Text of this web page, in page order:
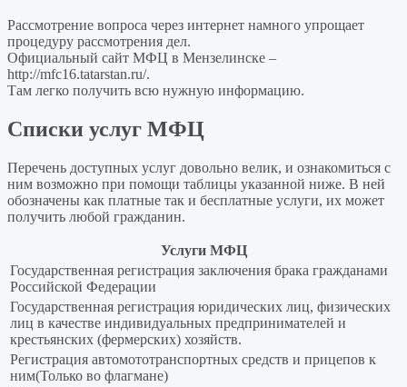
Рассмотрение вопроса через интернет намного упрощает
процедуру рассмотрения дел.
Официальный сайт МФЦ в Мензелинске –
http://mfc16.tatarstan.ru/.
Там легко получить всю нужную информацию.
Списки услуг МФЦ
Перечень доступных услуг довольно велик, и ознакомиться с
ним возможно при помощи таблицы указанной ниже. В ней
обозначены как платные так и бесплатные услуги, их может
получить любой гражданин.
Услуги МФЦ
Государственная регистрация заключения брака гражданами
Российской Федерации
Государственная регистрация юридических лиц, физических
лиц в качестве индивидуальных предпринимателей и
крестьянских (фермерских) хозяйств.
Регистрация автомототранспортных средств и прицепов к
ним(Только во флагмане)